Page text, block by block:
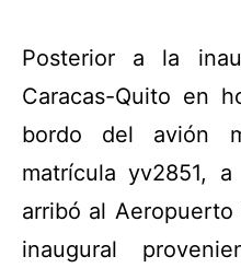
Posterior a la
Caracas-Quito en
bordo del avión
matrícula yv2851,
arribó al
inaugural